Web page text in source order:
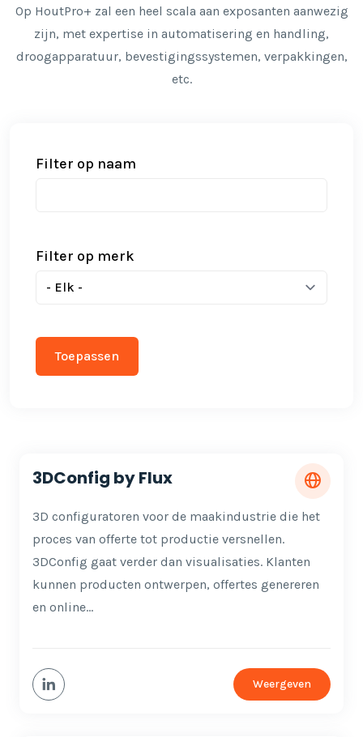
Op HoutPro+ zal een heel scala aan exposanten aanwezig
zijn, met expertise in automatisering en handling,
droogapparatuur, bevestigingssystemen, verpakkingen,
etc.
Filter op naam
Filter op merk
3DConfig by Flux
3D configuratoren voor de maakindustrie die het
proces van offerte tot productie versnellen.
3DConfig gaat verder dan visualisaties. Klanten
kunnen producten ontwerpen, offertes genereren
en online…
Weergeven